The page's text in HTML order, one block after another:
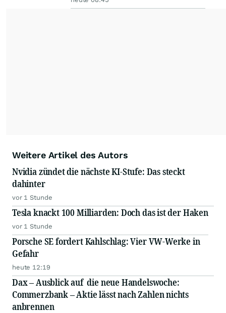
Weitere Artikel des Autors
Nvidia zündet die nächste KI-Stufe: Das steckt
dahinter
vor 1 Stunde
Tesla knackt 100 Milliarden: Doch das ist der Haken
vor 1 Stunde
Porsche SE fordert Kahlschlag: Vier VW-Werke in
Gefahr
heute 12:19
Dax – Ausblick auf die neue Handelswoche:
Commerzbank – Aktie lässt nach Zahlen nichts
anbrennen